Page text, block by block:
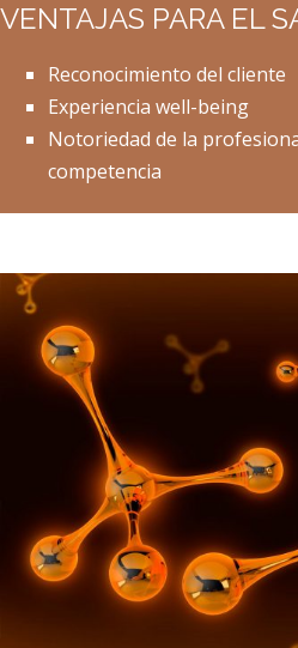
VENTAJAS PARA EL
Reconocimiento del cliente
Experiencia well-being
Notoriedad de la
competencia